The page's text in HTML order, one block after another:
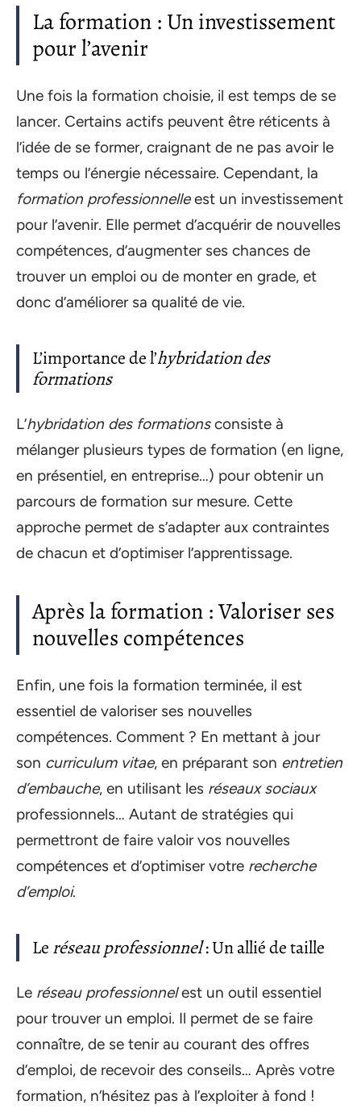
La formation : Un investissement
pour l’avenir
Une fois la formation choisie, il est temps de se
lancer. Certains actifs peuvent être réticents à
l’idée de se former, craignant de ne pas avoir le
temps ou l’énergie nécessaire. Cependant, la
formation professionnelleest un investissement
pour l’avenir. Elle permet d’acquérir de nouvelles
compétences, d’augmenter ses chances de
trouver un emploi ou de monter en grade, et
donc d’améliorer sa qualité de vie.
L’importance de l’hybridation des
formations
L’hybridation des formationsconsiste à
mélanger plusieurs types de formation (en ligne,
en présentiel, en entreprise…) pour obtenir un
parcours de formation sur mesure. Cette
approche permet de s’adapter aux contraintes
de chacun et d’optimiser l’apprentissage.
Après la formation : Valoriser ses
nouvelles compétences
Enfin, une fois la formation terminée, il est
essentiel de valoriser ses nouvelles
compétences. Comment ? En mettant à jour
son curriculum vitae, en préparant son entretien
d’embauche, en utilisant les réseaux sociaux
professionnels… Autant de stratégies qui
permettront de faire valoir vos nouvelles
compétences et d’optimiser votre recherche
d’emploi.
Le réseau professionnel: Un allié de taille
Le réseau professionnelest un outil essentiel
pour trouver un emploi. Il permet de se faire
connaître, de se tenir au courant des offres
d’emploi, de recevoir des conseils… Après votre
formation, n’hésitez pas à l’exploiter à fond !